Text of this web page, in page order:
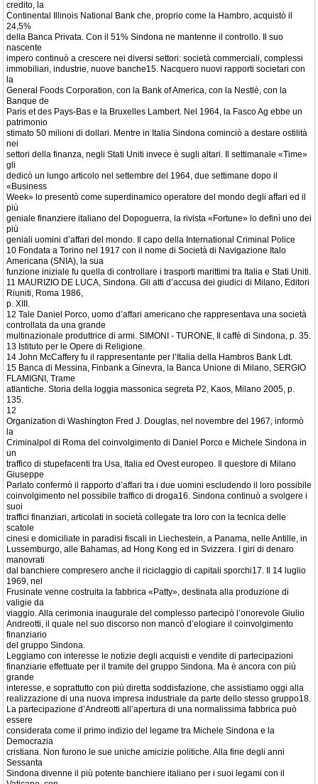
credito, la
Continental Illinois National Bank che, proprio come la Hambro, acquistò il
24,5%
della Banca Privata. Con il 51% Sindona ne mantenne il controllo. Il suo
nascente
impero continuò a crescere nei diversi settori: società commerciali, complessi
immobiliari, industrie, nuove banche15. Nacquero nuovi rapporti societari con
la
General Foods Corporation, con la Bank of America, con la Nestlè, con la
Banque de
Paris et des Pays-Bas e la Bruxelles Lambert. Nel 1964, la Fasco Ag ebbe un
patrimonio
stimato 50 milioni di dollari. Mentre in Italia Sindona cominciò a destare ostilità
nei
settori della finanza, negli Stati Uniti invece è sugli altari. Il settimanale «Time»
gli
dedicò un lungo articolo nel settembre del 1964, due settimane dopo il
«Business
Week» lo presentò come superdinamico operatore del mondo degli affari ed il
più
geniale finanziere italiano del Dopoguerra, la rivista «Fortune» lo definì uno dei
più
geniali uomini d’affari del mondo. Il capo della International Criminal Police
10 Fondata a Torino nel 1917 con il nome di Società di Navigazione Italo
Americana (SNIA), la sua
funzione iniziale fu quella di controllare i trasporti marittimi tra Italia e Stati Uniti.
11 MAURIZIO DE LUCA, Sindona. Gli atti d’accusa dei giudici di Milano, Editori
Riuniti, Roma 1986,
p. XIII.
12 Tale Daniel Porco, uomo d’affari americano che rappresentava una società
controllata da una grande
multinazionale produttrice di armi. SIMONI - TURONE, Il caffè di Sindona, p. 35.
13 Istituto per le Opere di Religione.
14 John McCaffery fu il rappresentante per l’Italia della Hambros Bank Ldt.
15 Banca di Messina, Finbank a Ginevra, la Banca Unione di Milano, SERGIO
FLAMIGNI, Trame
atlantiche. Storia della loggia massonica segreta P2, Kaos, Milano 2005, p.
135.
12
Organization di Washington Fred J. Douglas, nel novembre del 1967, informò
la
Criminalpol di Roma del coinvolgimento di Daniel Porco e Michele Sindona in
un
traffico di stupefacenti tra Usa, Italia ed Ovest europeo. Il questore di Milano
Giuseppe
Parlato confermò il rapporto d’affari tra i due uomini escludendo il loro possibile
coinvolgimento nel possibile traffico di droga16. Sindona continuò a svolgere i
suoi
traffici finanziari, articolati in società collegate tra loro con la tecnica delle
scatole
cinesi e domiciliate in paradisi fiscali in Liechestein, a Panama, nelle Antille, in
Lussemburgo, alle Bahamas, ad Hong Kong ed in Svizzera. I giri di denaro
manovrati
dal banchiere compresero anche il riciclaggio di capitali sporchi17. Il 14 luglio
1969, nel
Frusinate venne costruita la fabbrica «Patty», destinata alla produzione di
valigie da
viaggio. Alla cerimonia inaugurale del complesso partecipò l’onorevole Giulio
Andreotti, il quale nel suo discorso non mancò d’elogiare il coinvolgimento
finanziario
del gruppo Sindona.
Leggiamo con interesse le notizie degli acquisti e vendite di partecipazioni
finanziarie effettuate per il tramite del gruppo Sindona. Ma è ancora con più
grande
interesse, e soprattutto con più diretta soddisfazione, che assistiamo oggi alla
realizzazione di una nuova impresa industriale da parte dello stesso gruppo18.
La partecipazione d’Andreotti all’apertura di una normalissima fabbrica può
essere
considerata come il primo indizio del legame tra Michele Sindona e la
Democrazia
cristiana. Non furono le sue uniche amicizie politiche. Alla fine degli anni
Sessanta
Sindona divenne il più potente banchiere italiano per i suoi legami con il